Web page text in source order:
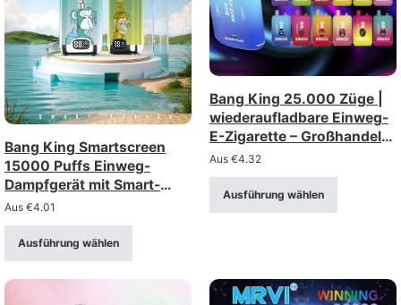
Bang King Smartscreen
15000 Puffs Einweg-
Dampfgerät mit Smart-
Display & Mesh-Spule
Aus €4.01
Ausführung wählen
Bang King 25.000 Züge |
wiederaufladbare Einweg-
E-Zigarette – Großhandel
(Stärken: 0%, 2%, 3%, 5%)
Aus €4.32
Ausführung wählen